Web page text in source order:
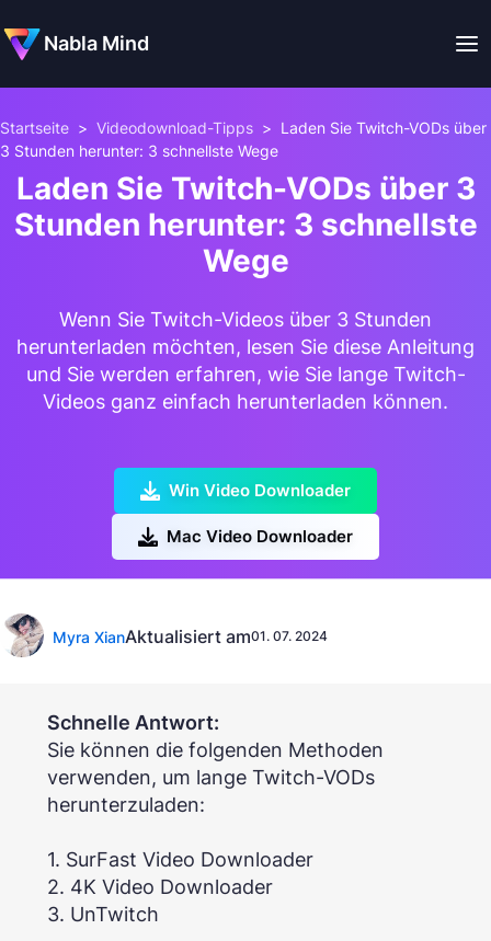
Nabla Mind
Startseite > Videodownload-Tipps > Laden Sie Twitch-VODs über
3 Stunden herunter: 3 schnellste Wege
Laden Sie Twitch-VODs über 3
Stunden herunter: 3 schnellste
Wege
Wenn Sie Twitch-Videos über 3 Stunden
herunterladen möchten, lesen Sie diese Anleitung
und Sie werden erfahren, wie Sie lange Twitch-
Videos ganz einfach herunterladen können.
Win Video Downloader
Mac Video Downloader
Myra XianAktualisiert am01. 07. 2024
Schnelle Antwort:
Sie können die folgenden Methoden
verwenden, um lange Twitch-VODs
herunterzuladen:
1. SurFast Video Downloader
2. 4K Video Downloader
3. UnTwitch